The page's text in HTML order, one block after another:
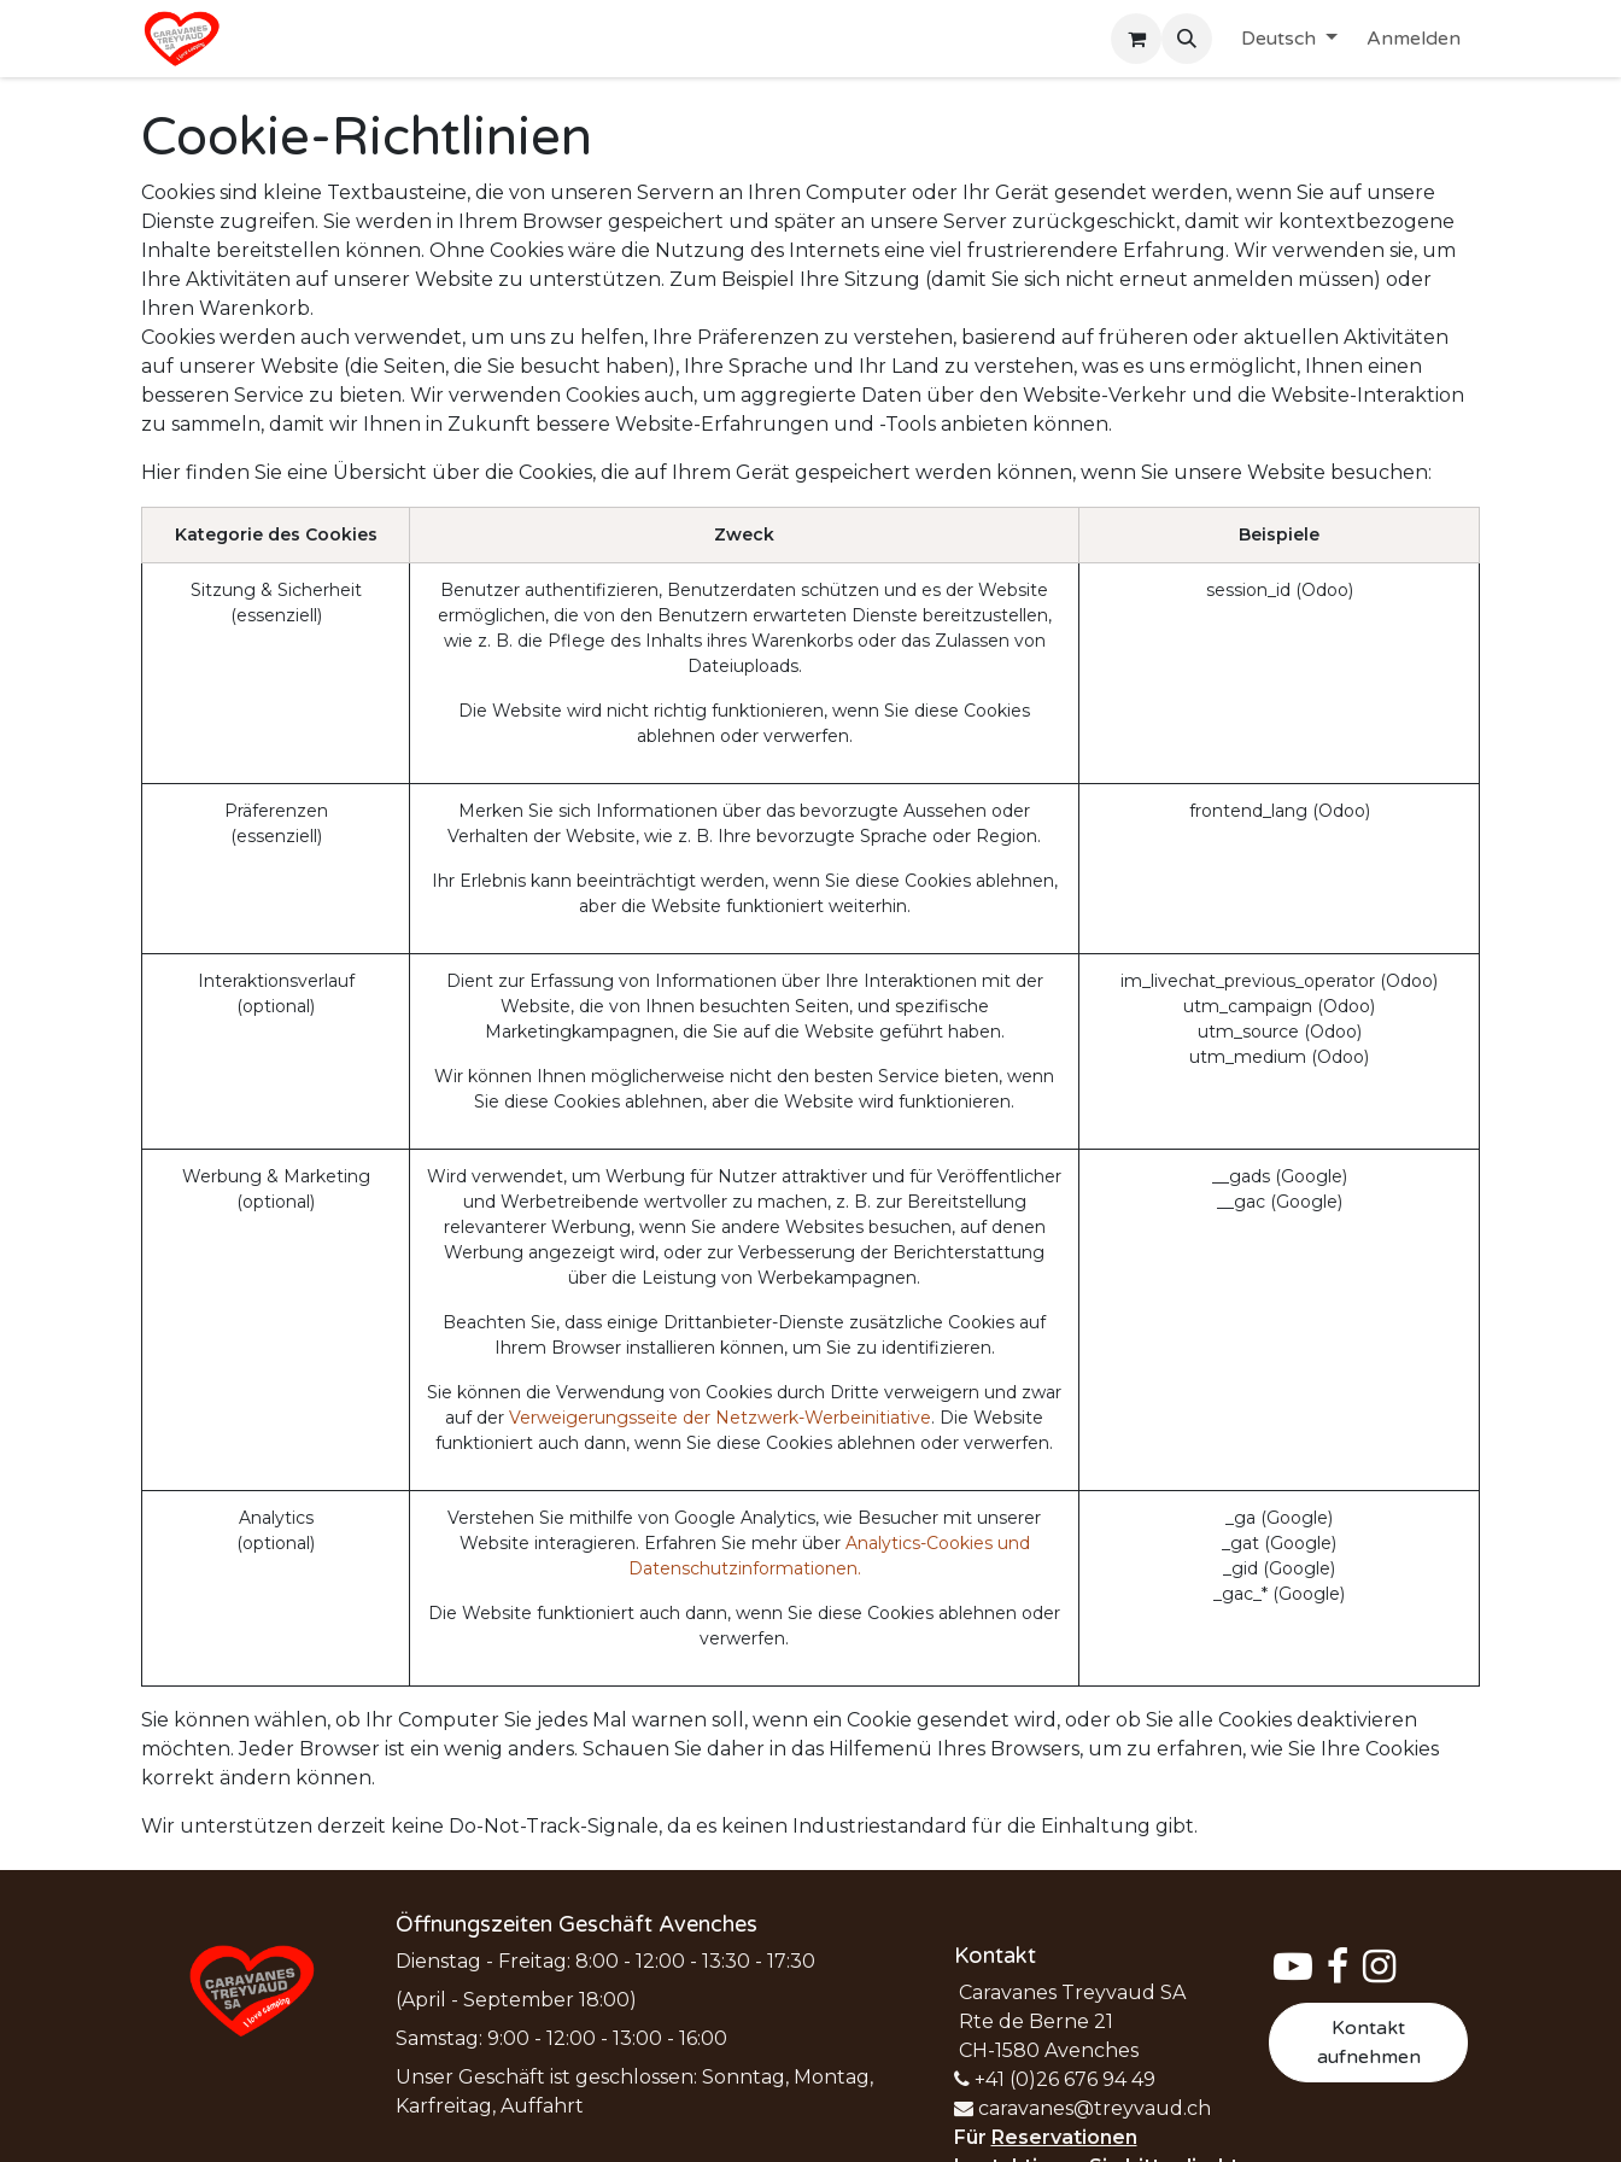
Zum Inhalt springen
Deutsch Anmelden
Cookie-Richtlinien
Cookies sind kleine Textbausteine, die von unseren Servern an Ihren Computer oder Ihr Gerät gesendet werden, wenn Sie auf unsere
Dienste zugreifen. Sie werden in Ihrem Browser gespeichert und später an unsere Server zurückgeschickt, damit wir kontextbezogene
Inhalte bereitstellen können. Ohne Cookies wäre die Nutzung des Internets eine viel frustrierendere Erfahrung. Wir verwenden sie, um
Ihre Aktivitäten auf unserer Website zu unterstützen. Zum Beispiel Ihre Sitzung (damit Sie sich nicht erneut anmelden müssen) oder
Ihren Warenkorb.
Cookies werden auch verwendet, um uns zu helfen, Ihre Präferenzen zu verstehen, basierend auf früheren oder aktuellen Aktivitäten
auf unserer Website (die Seiten, die Sie besucht haben), Ihre Sprache und Ihr Land zu verstehen, was es uns ermöglicht, Ihnen einen
besseren Service zu bieten. Wir verwenden Cookies auch, um aggregierte Daten über den Website-Verkehr und die Website-Interaktion
zu sammeln, damit wir Ihnen in Zukunft bessere Website-Erfahrungen und -Tools anbieten können.
Hier finden Sie eine Übersicht über die Cookies, die auf Ihrem Gerät gespeichert werden können, wenn Sie unsere Website besuchen:
Kategorie des Cookies Zweck Beispiele
Sitzung & Sicherheit
(essenziell)
Benutzer authentifizieren, Benutzerdaten schützen und es der Website
ermöglichen, die von den Benutzern erwarteten Dienste bereitzustellen,
wie z. B. die Pflege des Inhalts ihres Warenkorbs oder das Zulassen von
Dateiuploads.
Die Website wird nicht richtig funktionieren, wenn Sie diese Cookies
ablehnen oder verwerfen.
session_id (Odoo)
Präferenzen
(essenziell)
Merken Sie sich Informationen über das bevorzugte Aussehen oder
Verhalten der Website, wie z. B. Ihre bevorzugte Sprache oder Region.
Ihr Erlebnis kann beeinträchtigt werden, wenn Sie diese Cookies ablehnen,
aber die Website funktioniert weiterhin.
frontend_lang (Odoo)
Interaktionsverlauf
(optional)
Dient zur Erfassung von Informationen über Ihre Interaktionen mit der
Website, die von Ihnen besuchten Seiten, und spezifische
Marketingkampagnen, die Sie auf die Website geführt haben.
Wir können Ihnen möglicherweise nicht den besten Service bieten, wenn
Sie diese Cookies ablehnen, aber die Website wird funktionieren.
im_livechat_previous_operator (Odoo)
utm_campaign (Odoo)
utm_source (Odoo)
utm_medium (Odoo)
Werbung & Marketing
(optional)
Wird verwendet, um Werbung für Nutzer attraktiver und für Veröffentlicher
und Werbetreibende wertvoller zu machen, z. B. zur Bereitstellung
relevanterer Werbung, wenn Sie andere Websites besuchen, auf denen
Werbung angezeigt wird, oder zur Verbesserung der Berichterstattung
über die Leistung von Werbekampagnen.
Beachten Sie, dass einige Drittanbieter-Dienste zusätzliche Cookies auf
Ihrem Browser installieren können, um Sie zu identifizieren.
Sie können die Verwendung von Cookies durch Dritte verweigern und zwar
auf der Verweigerungsseite der Netzwerk-Werbeinitiative. Die Website
funktioniert auch dann, wenn Sie diese Cookies ablehnen oder verwerfen.
__gads (Google)
__gac (Google)
Analytics
(optional)
Verstehen Sie mithilfe von Google Analytics, wie Besucher mit unserer
Website interagieren. Erfahren Sie mehr über Analytics-Cookies und
Datenschutzinformationen.
Die Website funktioniert auch dann, wenn Sie diese Cookies ablehnen oder
verwerfen.
_ga (Google)
_gat (Google)
_gid (Google)
_gac_* (Google)
Sie können wählen, ob Ihr Computer Sie jedes Mal warnen soll, wenn ein Cookie gesendet wird, oder ob Sie alle Cookies deaktivieren
möchten. Jeder Browser ist ein wenig anders. Schauen Sie daher in das Hilfemenü Ihres Browsers, um zu erfahren, wie Sie Ihre Cookies
korrekt ändern können.
Wir unterstützen derzeit keine Do-Not-Track-Signale, da es keinen Industriestandard für die Einhaltung gibt.
Kontakt
aufnehmen
Öffnungszeiten Geschäft Avenches
Dienstag - Freitag: 8:00 - 12:00 - 13:30 - 17:30
(April - September 18:00)
Samstag: 9:00 - 12:00 - 13:00 - 16:00
Unser Geschäft ist geschlossen: Sonntag, Montag,
Karfreitag, Auffahrt
Kontakt
Caravanes Treyvaud SA
Rte de Berne 21
CH-1580 Avenches
+41 (0)26 676 94 49
caravanes@treyvaud.ch
Für Reservationen